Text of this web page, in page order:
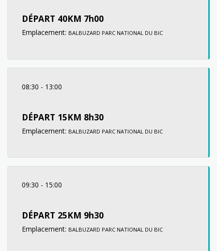
DÉPART 40KM 7h00
Emplacement: BALBUZARD PARC NATIONAL DU BIC
08:30 - 13:00
DÉPART 15KM 8h30
Emplacement: BALBUZARD PARC NATIONAL DU BIC
09:30 - 15:00
DÉPART 25KM 9h30
Emplacement: BALBUZARD PARC NATIONAL DU BIC